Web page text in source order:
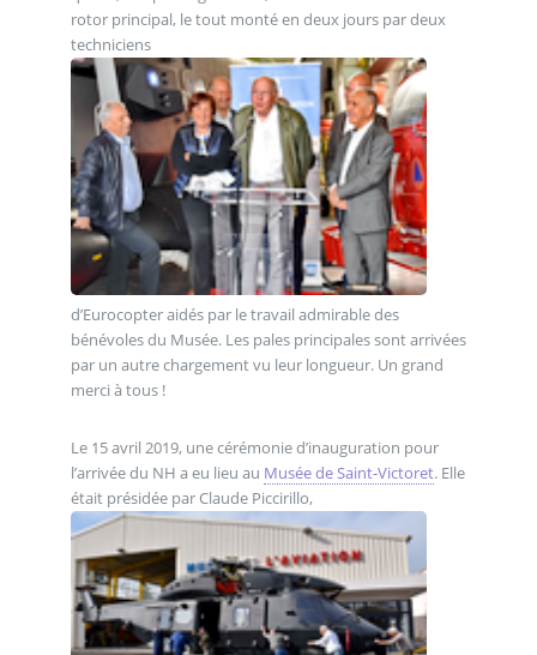
rotor principal, le tout monté en deux jours par deux
techniciens
d’Eurocopter aidés par le travail admirable des
bénévoles du Musée. Les pales principales sont arrivées
par un autre chargement vu leur longueur. Un grand
merci à tous !
Le 15 avril 2019, une cérémonie d’inauguration pour
l’arrivée du NH a eu lieu au Musée de Saint-Victoret. Elle
était présidée par Claude Piccirillo,